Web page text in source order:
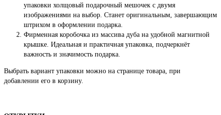
упаковки холщовый подарочный мешочек с двумя
изображениями на выбор. Станет оригинальным, завершающим
штрихом в оформлении подарка.
Фирменная коробочка из массива дуба на удобной магнитной
крышке. Идеальная и практичная упаковка, подчеркнёт
важность и значимость подарка.
Выбрать вариант упаковки можно на странице товара, при
добавлении его в корзину.